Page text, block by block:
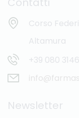
Corso
Altamura
+39 080
Newsletter